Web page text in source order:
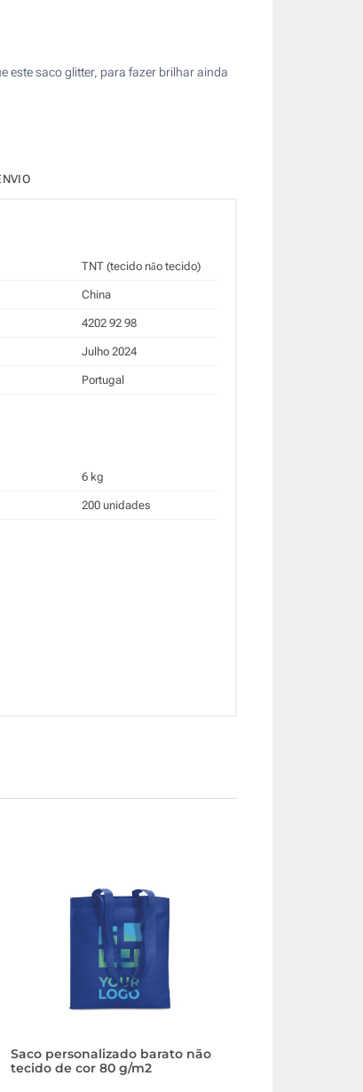
este saco glitter, para fazer brilhar ainda
TNT (tecido năo tecido)
China
4202 92 98
Julho 2024
Portugal
6 kg
200 unidades
Saco personalizado barato não
tecido de cor 80 g/m2